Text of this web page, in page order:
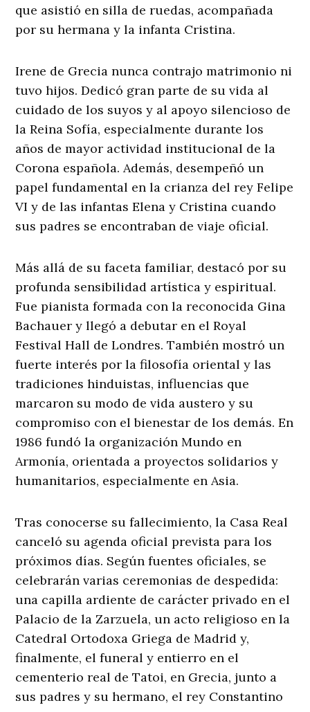
que asistió en silla de ruedas, acompañada
por su hermana y la infanta Cristina.
Irene de Grecia nunca contrajo matrimonio ni
tuvo hijos. Dedicó gran parte de su vida al
cuidado de los suyos y al apoyo silencioso de
la Reina Sofía, especialmente durante los
años de mayor actividad institucional de la
Corona española. Además, desempeñó un
papel fundamental en la crianza del rey Felipe
VI y de las infantas Elena y Cristina cuando
sus padres se encontraban de viaje oficial.
Más allá de su faceta familiar, destacó por su
profunda sensibilidad artística y espiritual.
Fue pianista formada con la reconocida Gina
Bachauer y llegó a debutar en el Royal
Festival Hall de Londres. También mostró un
fuerte interés por la filosofía oriental y las
tradiciones hinduistas, influencias que
marcaron su modo de vida austero y su
compromiso con el bienestar de los demás. En
1986 fundó la organización Mundo en
Armonía, orientada a proyectos solidarios y
humanitarios, especialmente en Asia.
Tras conocerse su fallecimiento, la Casa Real
canceló su agenda oficial prevista para los
próximos días. Según fuentes oficiales, se
celebrarán varias ceremonias de despedida:
una capilla ardiente de carácter privado en el
Palacio de la Zarzuela, un acto religioso en la
Catedral Ortodoxa Griega de Madrid y,
finalmente, el funeral y entierro en el
cementerio real de Tatoi, en Grecia, junto a
sus padres y su hermano, el rey Constantino